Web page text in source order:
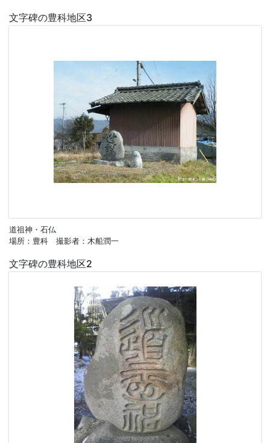
文字碑の豊科地区3
道祖神・石仏
場所：豊科 撮影者：木船潤一
文字碑の豊科地区2